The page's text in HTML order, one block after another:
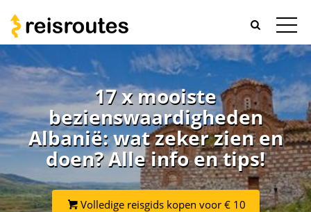
17 x mooiste
bezienswaardigheden
Albanië: wat zeker zien en
doen? Alle info en tips!
Volledige reisgids kopen voor € 10